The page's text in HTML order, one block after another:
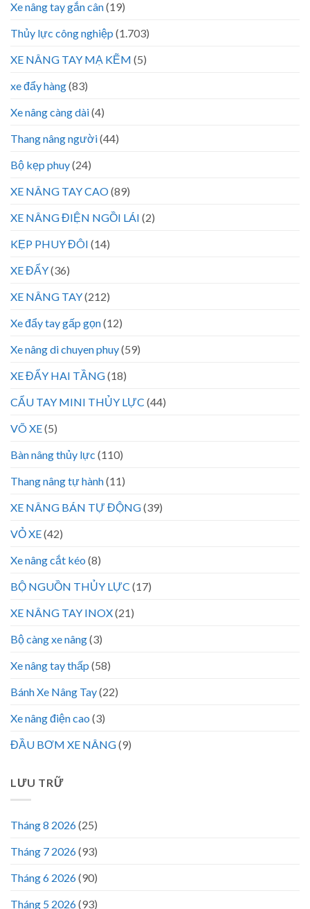
Xe nâng tay gắn cân(19)
Thủy lực công nghiệp (1.703)
XE NÂNG TAY MẠ KẼM (5)
xe đẩy hàng(83)
Xe nâng càng dài(4)
Thang nâng người(44)
Bộ kẹp phuy(24)
XE NÂNG TAY CAO(89)
XE NÂNG ĐIỆN NGỒI LÁI (2)
KẸP PHUY ĐÔI (14)
XE ĐẨY(36)
XE NÂNG TAY(212)
Xe đẩy tay gấp gọn(12)
Xe nâng di chuyen phuy(59)
XE ĐẨY HAI TẦNG(18)
CẨU TAY MINI THỦY LỰC (44)
VÕ XE(5)
Bàn nâng thủy lực (110)
Thang nâng tự hành(11)
XE NÂNG BÁN TỰ ĐỘNG(39)
VỎ XE(42)
Xe nâng cắt kéo (8)
BỘ NGUỒN THỦY LỰC (17)
XE NÂNG TAY INOX(21)
Bộ càng xe nâng(3)
Xe nâng tay thấp (58)
Bánh Xe Nâng Tay(22)
Xe nâng điện cao (3)
ĐẦU BƠM XE NÂNG(9)
LƯU TRỮ
Tháng 8 2026(25)
Tháng 7 2026(93)
Tháng 6 2026(90)
Tháng 5 2026(93)